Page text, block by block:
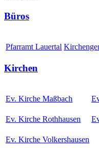
Büros
Pfarramt Lauertal
Kirchen
Ev. Kirche Maßbach
Ev. Kirche Rothhausen
Ev. Kirche Volkershausen